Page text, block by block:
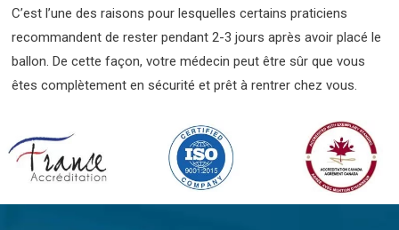
C’est l’une des raisons pour lesquelles certains praticiens
recommandent de rester pendant 2-3 jours après avoir placé le
ballon. De cette façon, votre médecin peut être sûr que vous
êtes complètement en sécurité et prêt à rentrer chez vous.